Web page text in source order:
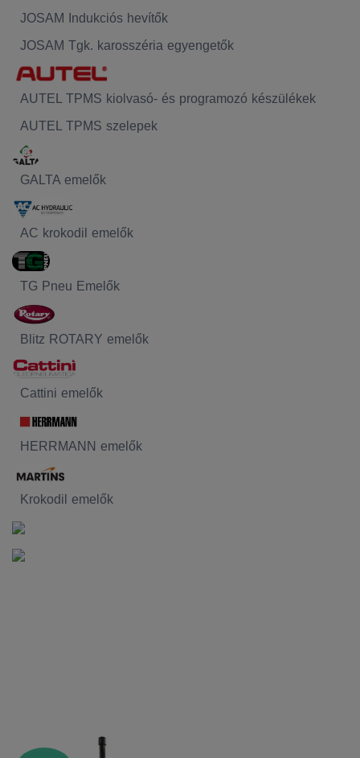
JOSAM Indukciós hevítők
JOSAM Tgk. karosszéria egyengetők
AUTEL TPMS kiolvasó- és programozó készülékek
AUTEL TPMS szelepek
GALTA emelők
AC krokodil emelők
TG Pneu Emelők
Blitz ROTARY emelők
Cattini emelők
HERRMANN emelők
Krokodil emelők